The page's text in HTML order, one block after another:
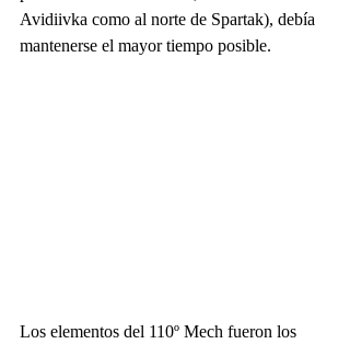
Avidiivka como al norte de Spartak), debía
mantenerse el mayor tiempo posible.
Los elementos del 110º Mech fueron los